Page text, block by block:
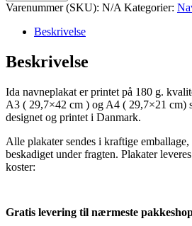
Varenummer (SKU): N/A Kategorier:
Beskrivelse
Beskrivelse
Ida navneplakat er printet på 180 g.
A3 ( 29,7×42 cm ) og A4 ( 29,7×21 cm)
designet og printet i Danmark.
Alle plakater sendes i kraftige
beskadiget under fragten. Plakater
koster:
Gratis levering til nærmeste